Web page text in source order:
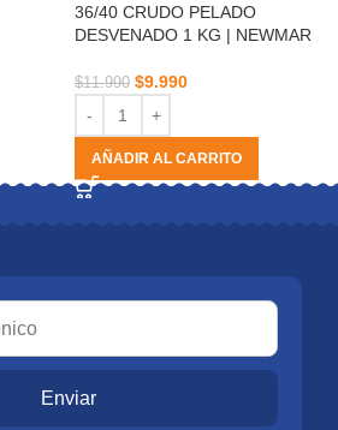
36/40 CRUDO PELADO
DESVENADO 1 KG | NEWMAR
$11.990 $9.990
AÑADIR AL CARRITO
Enviar